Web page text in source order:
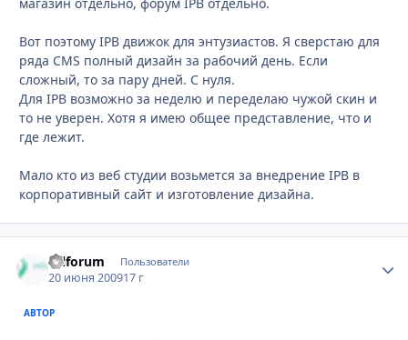
Вот поэтому IPB движок для энтузиастов. Я сверстаю для
ряда CMS полный дизайн за рабочий день. Если
сложный, то за пару дней. С нуля.
Для IPB возможно за неделю и переделаю чужой скин и
то не уверен. Хотя я имею общее представление, что и
где лежит.
Мало кто из веб студии возьмется за внедрение IPB в
корпоративный сайт и изготовление дизайна.
Oilforum Пользователи
20 июня 200917 г
АВТОР